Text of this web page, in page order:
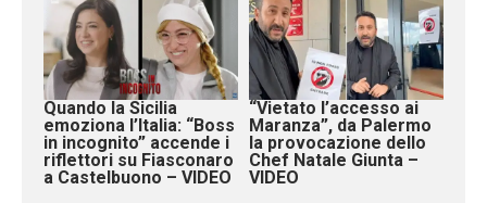
Quando la Sicilia
emoziona l’Italia: “Boss
in incognito” accende i
riflettori su Fiasconaro
a Castelbuono – VIDEO
“Vietato l’accesso ai
Maranza”, da Palermo
la provocazione dello
Chef Natale Giunta –
VIDEO